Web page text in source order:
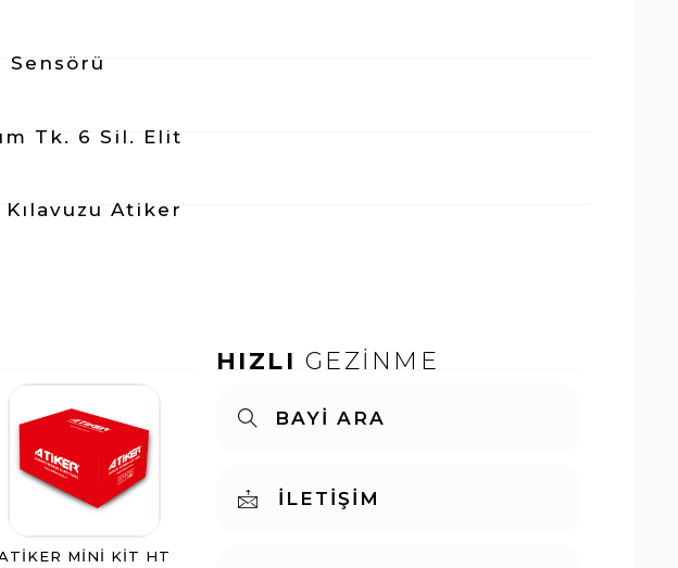
Sensörü
Tk. 6 Sil. Elit
Kılavuzu Atiker
MINI KIT HT
HIZLI GEZİNME
BAYİ ARA
İLETİŞİM